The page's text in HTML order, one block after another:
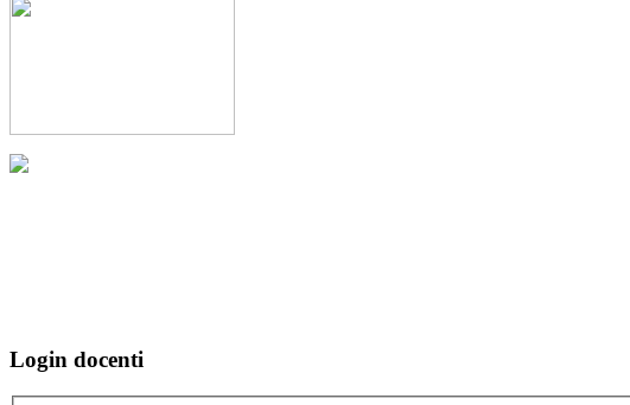
Login docenti